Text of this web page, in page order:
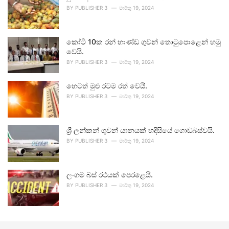
BY PUBLISHER 3 මාර්තු 19, 2024
කෝටි 10ක රන් භාණ්ඩ ගුවන් තොටුපොළෙන් හමු
වෙයි.
BY PUBLISHER 3 මාර්තු 19, 2024
හෙටත් මුළු රටම රත් වෙයි.
BY PUBLISHER 3 මාර්තු 19, 2024
ශ්‍රී ලන්කන් ගුවන් යානයක් හදිසියේ ගොඩබස්වයි.
BY PUBLISHER 3 මාර්තු 19, 2024
ලංගම බස් රථයක් පෙරළෙයි.
BY PUBLISHER 3 මාර්තු 19, 2024